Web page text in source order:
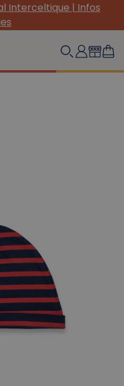
Interceltique | Infos